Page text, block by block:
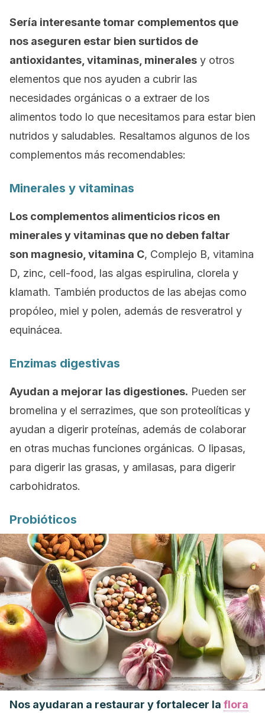
Sería interesante tomar complementos que
nos aseguren estar bien surtidos de
antioxidantes, vitaminas, minerales y otros
elementos que nos ayuden a cubrir las
necesidades orgánicas o a extraer de los
alimentos todo lo que necesitamos para estar bien
nutridos y saludables. Resaltamos algunos de los
complementos más recomendables:
Minerales y vitaminas
Los complementos alimenticios ricos en
minerales y vitaminas que no deben faltar
son magnesio, vitamina C, Complejo B, vitamina
D, zinc, cell-food, las algas espirulina, clorela y
klamath. También productos de las abejas como
propóleo, miel y polen, además de resveratrol y
equinácea.
Enzimas digestivas
Ayudan a mejorar las digestiones. Pueden ser
bromelina y el serrazimes, que son proteolíticas y
ayudan a digerir proteínas, además de colaborar
en otras muchas funciones orgánicas. O lipasas,
para digerir las grasas, y amilasas, para digerir
carbohidratos.
Probióticos
Nos ayudaran a restaurar y fortalecer la flora